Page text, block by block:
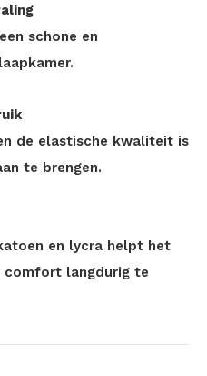
schone en
de elastische kwaliteit is
te brengen.
en lycra helpt het
comfort langdurig te